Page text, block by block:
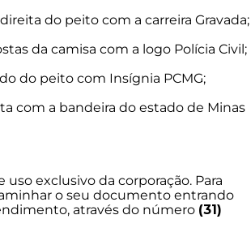
do peito com a carreira Gravada;
da camisa com a logo Polícia Civil;
do peito com Insígnia PCMG;
com a bandeira do estado de Minas
exclusivo da corporação. Para
o seu documento entrando
através do número (31)